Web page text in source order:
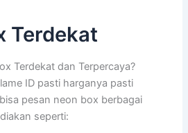
Terdekat
Terdekat dan Terpercaya?
ID pasti harganya pasti
pesan neon box berbagai
seperti: